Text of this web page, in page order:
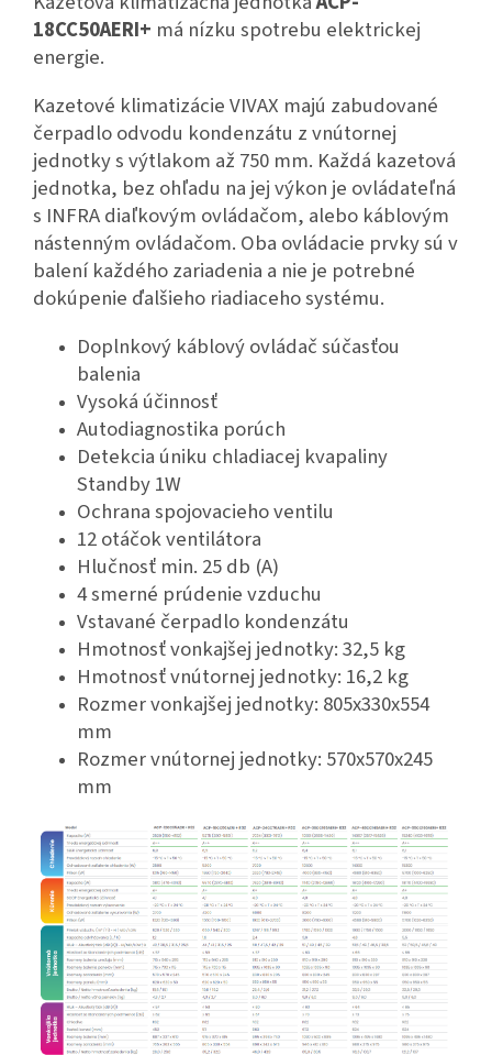
18CC50AERI+ má nízku spotrebu elektrickej
energie.
Kazetové klimatizácie VIVAX majú zabudované
čerpadlo odvodu kondenzátu z vnútornej
jednotky s výtlakom až 750 mm. Každá kazetová
jednotka, bez ohľadu na jej výkon je ovládateľná
s INFRA diaľkovým ovládačom, alebo káblovým
nástenným ovládačom. Oba ovládacie prvky sú v
balení každého zariadenia a nie je potrebné
dokúpenie ďalšieho riadiaceho systému.
Doplnkový káblový ovládač súčasťou
balenia
Vysoká účinnosť
Autodiagnostika porúch
Detekcia úniku chladiacej kvapaliny
Standby 1W
Ochrana spojovacieho ventilu
12 otáčok ventilátora
Hlučnosť min. 25 db (A)
4 smerné prúdenie vzduchu
Vstavané čerpadlo kondenzátu
Hmotnosť vonkajšej jednotky: 32,5 kg
Hmotnosť vnútornej jednotky: 16,2 kg
Rozmer vonkajšej jednotky: 805x330x554
mm
Rozmer vnútornej jednotky: 570x570x245
mm